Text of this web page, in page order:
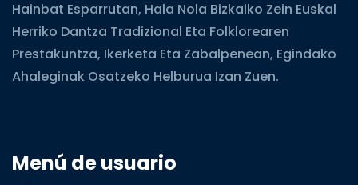
Hainbat Esparrutan, Hala Nola Bizkaiko Zein Euskal
Herriko Dantza Tradizional Eta Folklorearen
Prestakuntza, Ikerketa Eta Zabalpenean, Egindako
Ahaleginak Osatzeko Helburua Izan Zuen.
Menú de usuario